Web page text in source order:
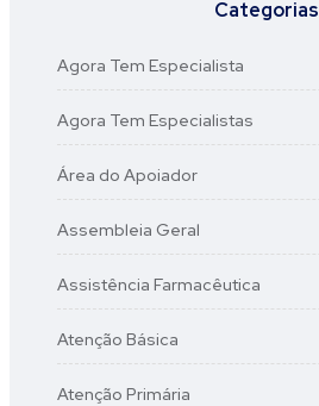
Categorias
Agora Tem Especialista
Agora Tem Especialistas
Área do Apoiador
Assembleia Geral
Assistência Farmacêutica
Atenção Básica
Atenção Primária